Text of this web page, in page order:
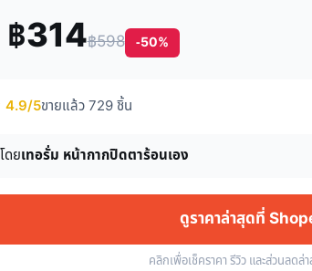
฿314฿598 -50%
5ขายแล้ว 729 ชิ้น
โดยเทอรั่ม หน้ากากปิดตาร้อนเอง
ดูราคาล่าสุดที่
คลิกเพื่อเช็คราคา รีวิว และส่วนลด